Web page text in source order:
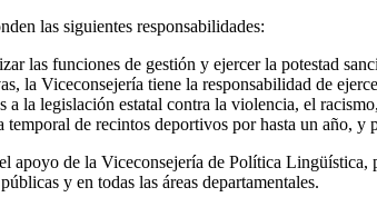
las siguientes responsabilidades:
las funciones de gestión y ejercer la potestad
la Viceconsejería tiene la responsabilidad de
la legislación estatal contra la violencia, el
de recintos deportivos por hasta un año, y
apoyo de la Viceconsejería de Política
y en todas las áreas departamentales.